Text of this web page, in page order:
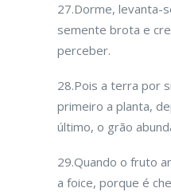
27.Dorme, levanta-
semente brota e
perceber.
28.Pois a terra por
primeiro a planta,
último, o grão
29.Quando o fruto
a foice, porque é